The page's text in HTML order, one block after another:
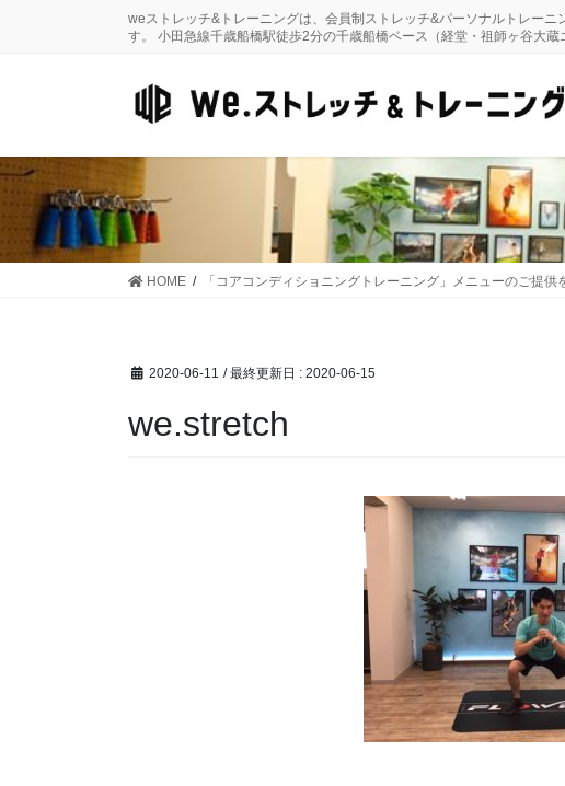
移
動
ン
に
weストレッチ&トレーニングは、会員制ストレッチ&パーソナルトレー
す。 小田急線千歳船橋駅徒歩2分の千歳船橋ベース（経堂・祖師ヶ谷大蔵
HOME 「コアコンディショニングトレーニング」メニューのご提供
2020-06-11 / 最終更新日 : 2020-06-15
we.stretch